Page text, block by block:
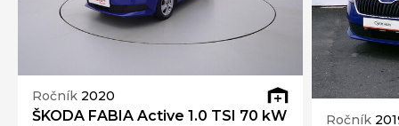
Ročník 2020
ŠKODA FABIA Active 1.0 TSI 70 kW
Ročník